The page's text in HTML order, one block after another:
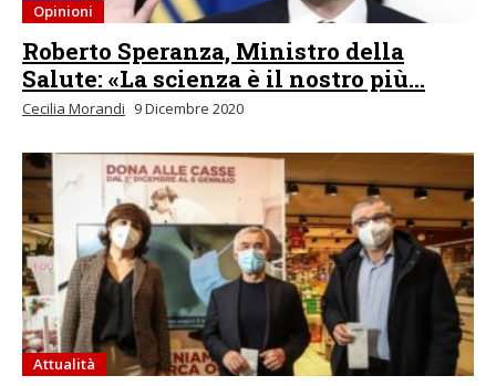
Opinioni
Roberto Speranza, Ministro della
Salute: «La scienza è il nostro più...
Cecilia Morandi 9 Dicembre 2020
Attualità